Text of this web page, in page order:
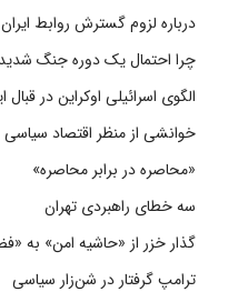
درباره لزوم گسترش روابط
چرا احتمال یک دوره جنگ شدید
الگوی اسرائیلی اوکراین در قبال
خوانشی از منظر اقتصاد سیاسی
«محاصره در برابر محاصره»
سه خطای راهبردی تهران
گذار خزر از «حاشیه امن» به
ترامپ گرفتار در شن‌زار سیاسی